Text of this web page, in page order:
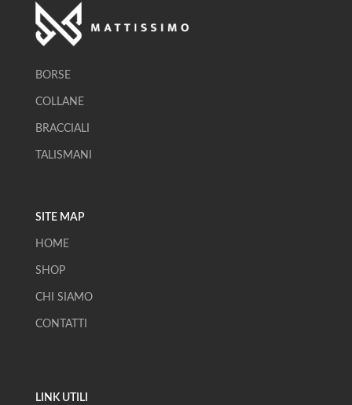
BORSE
COLLANE
BRACCIALI
TALISMANI
SITE MAP
HOME
SHOP
CHI SIAMO
CONTATTI
LINK UTILI